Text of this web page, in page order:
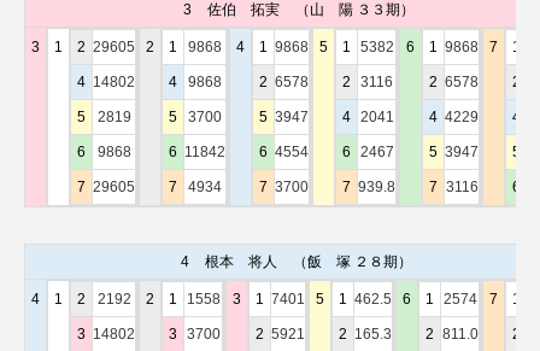
3 佐伯 拓実 （山 陽 ３３期）
3 1 2 29605
4 14802
5 2819
6 9868
7 29605
2 1 9868
4 9868
5 3700
6 11842
7 4934
4 1 9868
2 6578
5 3947
6 4554
7 3700
5 1 5382
2 3116
4 2041
6 2467
7 939.8
6 1 9868
2 6578
4 4229
5 3947
7 3116
7 1
2
4
5
6
4 根本 将人 （飯 塚 ２８期）
4 1 2 2192
3 14802
2 1 1558
3 3700
3 1 7401
2 5921
5 1 462.5
2 165.3
6 1 2574
2 811.0
7 1
2